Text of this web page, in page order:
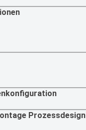
Prozessdesign